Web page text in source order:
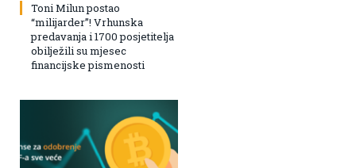
Toni Milun postao
“milijarder”! Vrhunska
predavanja i 1700 posjetitelja
obilježili su mjesec
financijske pismenosti